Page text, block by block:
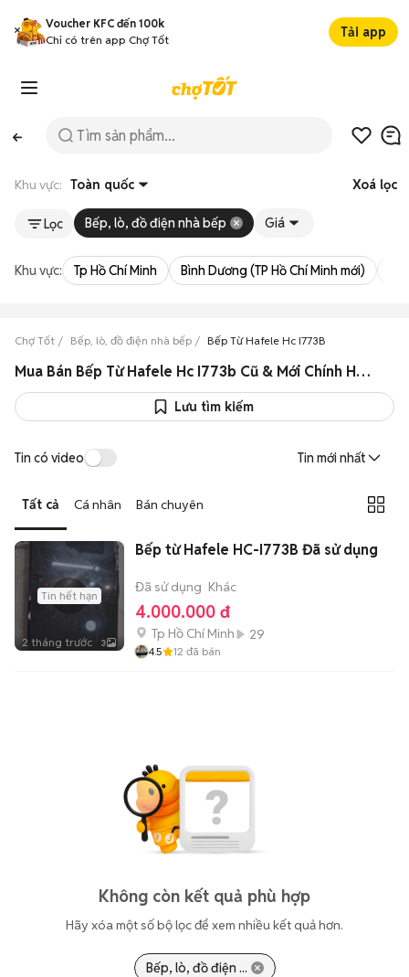
Voucher KFC đến 100k
Chỉ có trên app Chợ Tốt
Tải app
Khu vực: Toàn quốc Xoá lọc
Lọc Bếp, lò, đồ điện nhà bếp Giá
Khu vực: Tp Hồ Chí Minh Bình Dương (TP Hồ Chí Minh mới)
Chợ Tốt Bếp, lò, đồ điện nhà bếp Bếp Từ Hafele Hc I773B
Mua Bán Bếp Từ Hafele Hc I773b Cũ & Mới Chính Hãng Giá Rẻ
Lưu tìm kiếm
Tin có video Tin mới nhất
Tất cả Cá nhân Bán chuyên
Tin hết hạn
2 tháng trước 3
Bếp từ Hafele HC-I773B Đã sử dụng
Đã sử dụng Khác
4.000.000 đ
Tp Hồ Chí Minh 29
4.5 12 đã bán
Không còn kết quả phù hợp
Hãy xóa một số bộ lọc để xem nhiều kết quả hơn.
Bếp, lò, đồ điện ...